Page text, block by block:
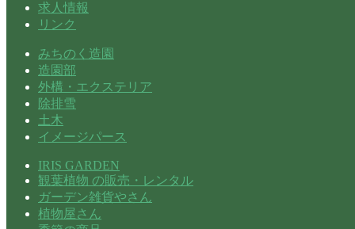
求人情報
リンク
みちのく造園
造園部
外構・エクステリア
除排雪
土木
イメージパース
IRIS GARDEN
観葉植物 の販売・レンタル
ガーデン雑貨やさん
植物屋さん